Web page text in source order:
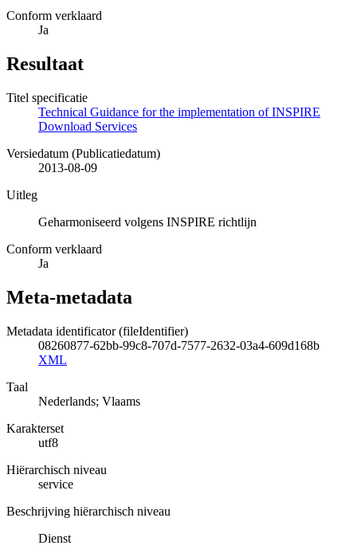
Conform verklaard
Ja
Resultaat
Titel specificatie
Technical Guidance for the implementation of INSPIRE
Download Services
Versiedatum (Publicatiedatum)
2013-08-09
Uitleg
Geharmoniseerd volgens INSPIRE richtlijn
Conform verklaard
Ja
Meta-metadata
Metadata identificator (fileIdentifier)
08260877-62bb-99c8-707d-7577-2632-03a4-609d168b
XML
Taal
Nederlands; Vlaams
Karakterset
utf8
Hiërarchisch niveau
service
Beschrijving hiërarchisch niveau
Dienst